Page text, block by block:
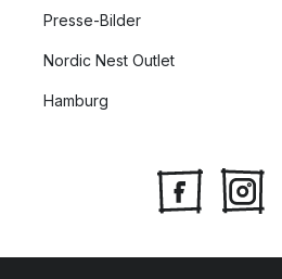
Presse-Bilder
Nordic Nest Outlet
Hamburg